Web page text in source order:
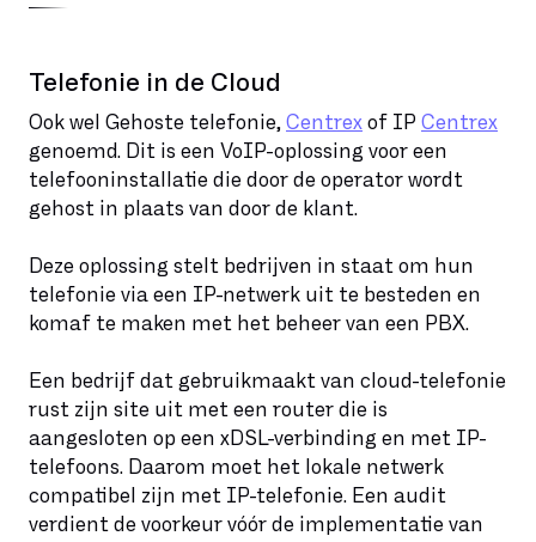
Telefonie in de Cloud
Ook wel Gehoste telefonie, Centrex of IP Centrex
genoemd. Dit is een VoIP-oplossing voor een
telefooninstallatie die door de operator wordt
gehost in plaats van door de klant.
Deze oplossing stelt bedrijven in staat om hun
telefonie via een IP-netwerk uit te besteden en
komaf te maken met het beheer van een PBX.
Een bedrijf dat gebruikmaakt van cloud-telefonie
rust zijn site uit met een router die is
aangesloten op een xDSL-verbinding en met IP-
telefoons. Daarom moet het lokale netwerk
compatibel zijn met IP-telefonie. Een audit
verdient de voorkeur vóór de implementatie van